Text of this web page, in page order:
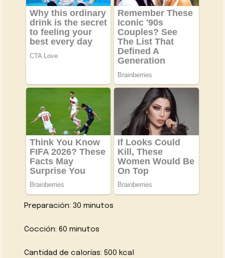
Preparación: 30 minutos
Cocción: 60 minutos
Cantidad de calorías: 500 kcal